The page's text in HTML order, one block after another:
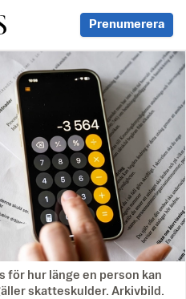
Prenumerera
för hur länge en person kan
skatteskulder. Arkivbild.